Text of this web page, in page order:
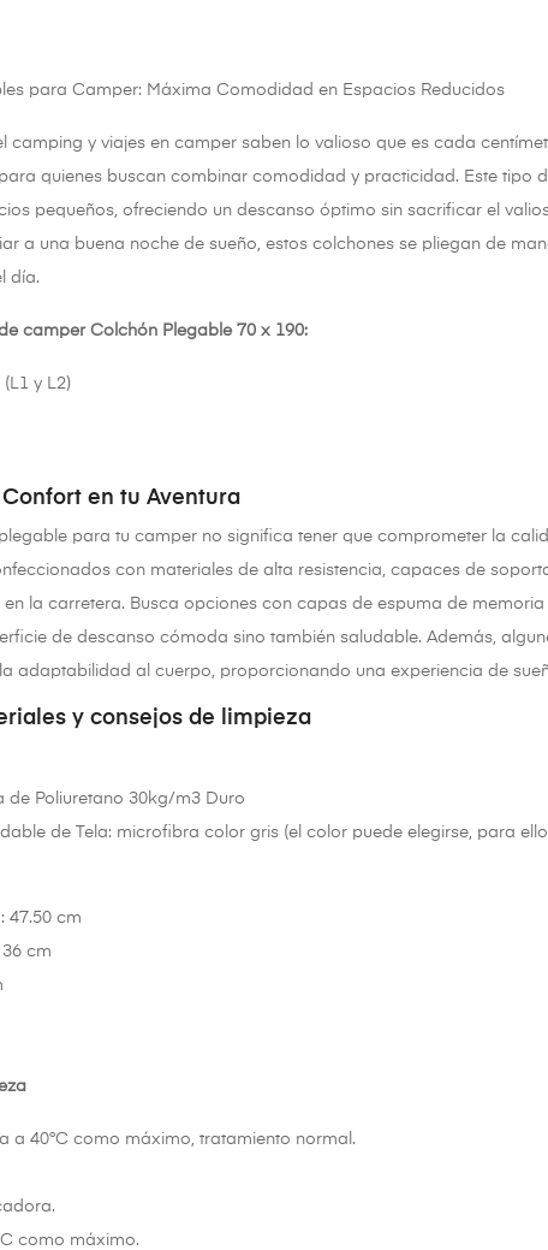
para Camper: Máxima Comodidad en Espacios Reducidos
camping y viajes en camper saben lo valioso que es cada
quienes buscan combinar comodidad y practicidad. Este tipo
pequeños, ofreciendo un descanso óptimo sin sacrificar el
a una buena noche de sueño, estos colchones se pliegan de
día.
camper Colchón Plegable 70 x 190:
y L2)
en tu Aventura
para tu camper no significa tener que comprometer la
con materiales de alta resistencia, capaces de
la carretera. Busca opciones con capas de espuma de
de descanso cómoda sino también saludable. Además,
adaptabilidad al cuerpo, proporcionando una experiencia de
y consejos de limpieza
de Poliuretano 30kg/m3 Duro
de Tela: microfibra color gris (el color puede elegirse, para
47.50 cm
cm
a 40°C como máximo, tratamiento normal.
como máximo.